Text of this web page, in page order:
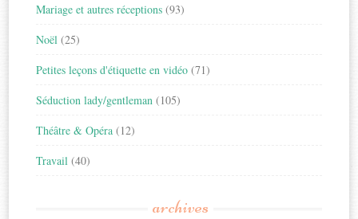
Mariage et autres réceptions (93)
Noël (25)
Petites leçons d'étiquette en vidéo (71)
Séduction lady/gentleman (105)
Théâtre & Opéra (12)
Travail (40)
archives